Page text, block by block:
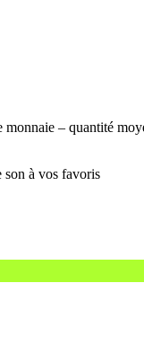
monnaie – quantité